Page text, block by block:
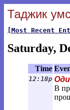
Таджик
[Most Recent
Saturday,
Time
12:18p
В